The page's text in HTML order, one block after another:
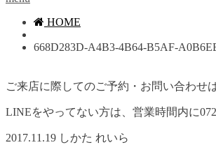
HOME
668D283D-A4B3-4B64-B5AF-
ご来店に際してのご予約・お問い合わせ
LINEをやってない方は、営業時間内に
2017.11.19 しかた れいら